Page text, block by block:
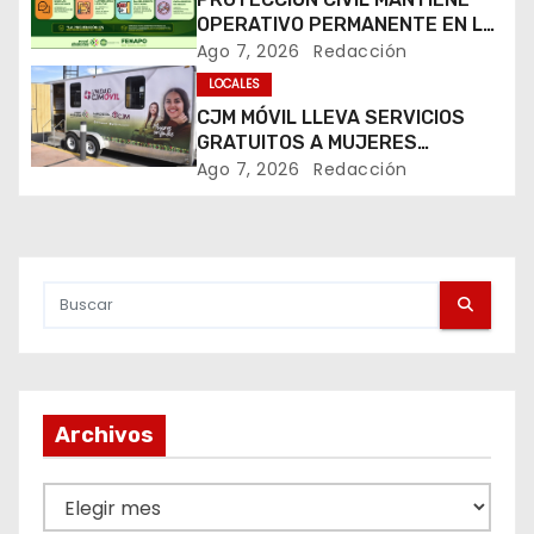
n
d
e
a
d
OPERATIVO PERMANENTE EN LA
FENAPO 2026
Ago 7, 2026 Redacción
LOCALES
CJM MÓVIL LLEVA SERVICIOS
GRATUITOS A MUJERES
DURANTE LA FENAPO 2026
Ago 7, 2026 Redacción
Archivos